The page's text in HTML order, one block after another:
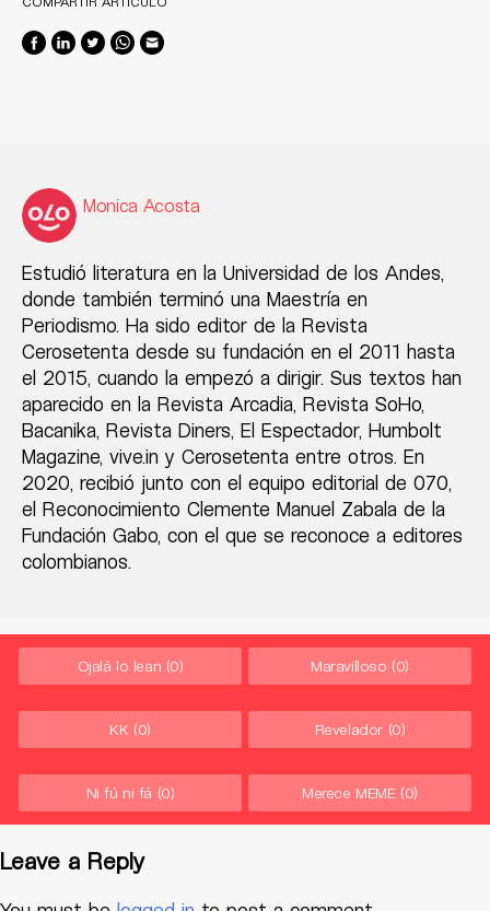
Monica Acosta
Estudió literatura en la Universidad de los Andes,
donde también terminó una Maestría en
Periodismo. Ha sido editor de la Revista
Cerosetenta desde su fundación en el 2011 hasta
el 2015, cuando la empezó a dirigir. Sus textos han
aparecido en la Revista Arcadia, Revista SoHo,
Bacanika, Revista Diners, El Espectador, Humbolt
Magazine, vive.in y Cerosetenta entre otros. En
2020, recibió junto con el equipo editorial de 070,
el Reconocimiento Clemente Manuel Zabala de la
Fundación Gabo, con el que se reconoce a editores
colombianos.
Ojalá lo lean (0) Maravilloso (0)
KK (0) Revelador (0)
Ni fú ni fá (0) Merece MEME (0)
Leave a Reply